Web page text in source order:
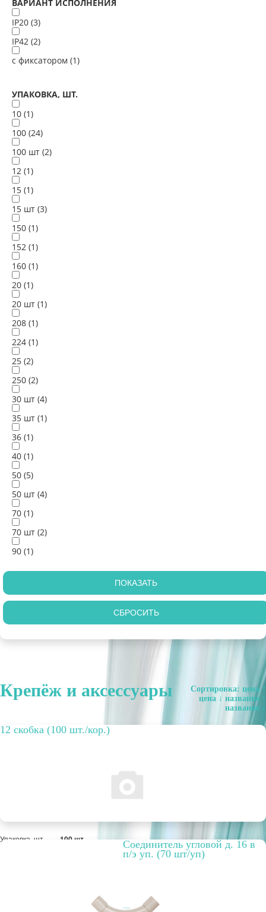
ВАРИАНТ ИСПОЛНЕНИЯ
IP20 (3)
IP42 (2)
с фиксатором (1)
УПАКОВКА, ШТ.
10 (1)
100 (24)
100 шт (2)
12 (1)
15 (1)
15 шт (3)
150 (1)
152 (1)
160 (1)
20 (1)
20 шт (1)
208 (1)
224 (1)
25 (2)
250 (2)
30 шт (4)
35 шт (1)
36 (1)
40 (1)
50 (5)
50 шт (4)
70 (1)
70 шт (2)
90 (1)
Крепёж и аксессуары Сортировка: цена ↑
цена ↓ название ↑
название ↓
12 скобка (100 шт./кор.)
Упаковка, шт. 100 шт
Cоединитель угловой д. 16 в
п/э уп. (70 шт/уп)